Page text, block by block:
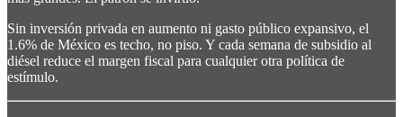
Sin inversión privada en aumento ni gasto público expansivo, el
1.6% de México es techo, no piso. Y cada semana de subsidio al
diésel reduce el margen fiscal para cualquier otra política de
estímulo.